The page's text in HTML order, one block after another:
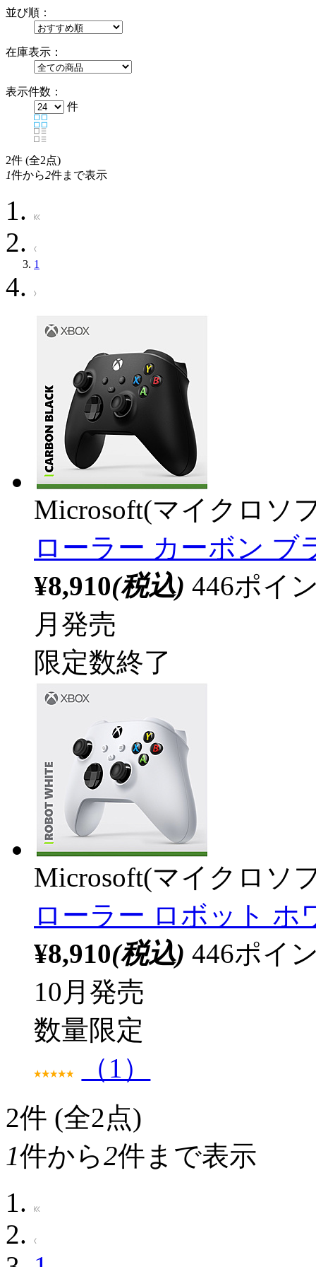
並び順：
在庫表示：
表示件数：
件
2件 (全2点)
1件から2件まで表示
1
Microsoft(マイクロソ
ローラー カーボン ブ
¥8,910(税込) 446ポイ
月発売
限定数終了
Microsoft(マイクロソ
ローラー ロボット ホ
¥8,910(税込) 446ポイ
10月発売
数量限定
（1）
2件 (全2点)
1件から2件まで表示